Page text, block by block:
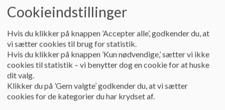
Forside
Vores skole
Elevrådet
Skolemad
Feriekalender
Entreprenørskab
Skoleudviklingssamtale
Mikroskov
Skolebestyrelsen
Cookieindstillinger
Hvis du klikker på knappen ’Accepter alle’, godkender du, at
vi sætter cookies til brug for statistik.
Hvis du klikker på knappen ’Kun nødvendige,’ sætter vi ikke
cookies til statistik – vi benytter dog en cookie for at huske
dit valg.
Klikker du på ’Gem valgte’ godkender du, at vi sætter
cookies for de kategorier du har krydset af.